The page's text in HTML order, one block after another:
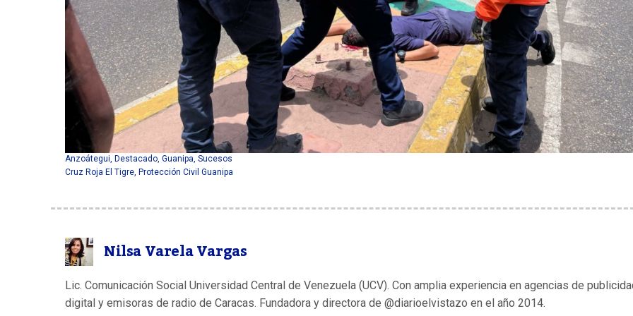
Anzoátegui, Destacado, Guanipa, Sucesos
Cruz Roja El Tigre, Protección Civil Guanipa
Nilsa Varela Vargas
Lic. Comunicación Social Universidad Central de Venezuela (UCV). Con amplia experiencia en agencias de
digital y emisoras de radio de Caracas. Fundadora y directora de @diarioelvistazo en el año 2014.